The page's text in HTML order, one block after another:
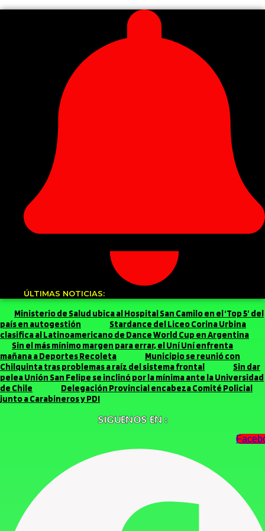
ÚLTIMAS NOTICIAS:
Ministerio de Salud ubica al Hospital San Camilo en el ‘Top 5’ del
país en autogestión
Stardance del Liceo Corina Urbina
clasifica al Latinoamericano de Dance World Cup en Argentina
Sin el más mínimo margen para errar, el Uní Uní enfrenta
mañana a Deportes Recoleta
Municipio se reunió con
Chilquinta tras problemas a raíz del sistema frontal
Sin dar
pelea Unión San Felipe se inclinó por la mínima ante la Universidad
de Chile
Delegación Provincial encabeza Comité Policial
junto a Carabineros y PDI
SIGUENOS EN :